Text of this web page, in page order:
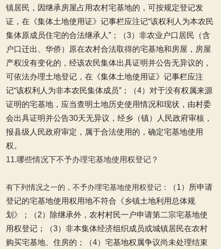
镇居民，因继承房屋占用农村宅基地的，可按规定登记发
证，在《集体土地使用证》记事栏应注记“该权利人为本农民
集体原成员住宅的合法继承人”；
（3）非农业户口居民（含
户口迁出、华侨）原在农村合法取得的宅基地和房屋，房屋
产权没有变化的，经该农民集体出具证明并公告无异议的，
可依法办理土地登记，在《集体土地使用证》记事栏应注
记“该权利人为非本农民集体成员”；
（4）对于没有权属来源
证明的宅基地，应当查明土地历史使用情况和现状，由村委
会出具证明并公告30天无异议，经乡（镇）人民政府审核，
报县级人民政府审定，属于合法使用的，确定宅基地使用
权。
11.哪些情况下不予办理宅基地使用权登记？
有下列情况之一的，不予办理宅基地使用权登记：
（1）所申请
登记的宅基地使用权用地不符合《乡镇土地利用总体规
划》；
（2）除继承外，农村村民一户申请第二宗宅基地使
用权登记；
（3）非本集体经济组织成员或城镇居民在农村
购买宅基地、住房的；
（4）宅基地权属争议尚未处理结束